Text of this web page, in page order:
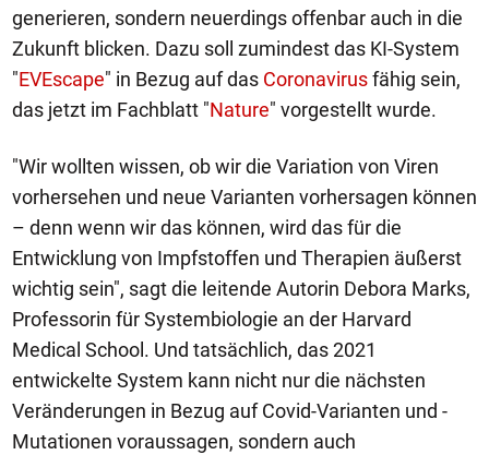
generieren, sondern neuerdings offenbar auch in die
Zukunft blicken. Dazu soll zumindest das KI-System
"EVEscape" in Bezug auf das Coronavirusfähig sein,
das jetzt im Fachblatt "Nature" vorgestellt wurde.
"Wir wollten wissen, ob wir die Variation von Viren
vorhersehen und neue Varianten vorhersagen können
– denn wenn wir das können, wird das für die
Entwicklung von Impfstoffen und Therapien äußerst
wichtig sein", sagt die leitende Autorin Debora Marks,
Professorin für Systembiologie an der Harvard
Medical School. Und tatsächlich, das 2021
entwickelte System kann nicht nur die nächsten
Veränderungen in Bezug auf Covid-Varianten und -
Mutationen voraussagen, sondern auch